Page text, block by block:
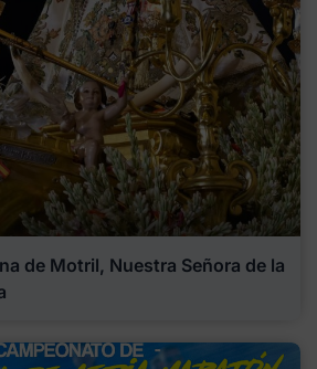
de Motril, Nuestra Señora de la